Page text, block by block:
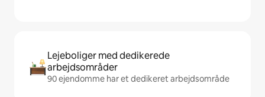
Lejeboliger med dedikerede
arbejdsområder
90 ejendomme har et dedikeret arbejdsområde